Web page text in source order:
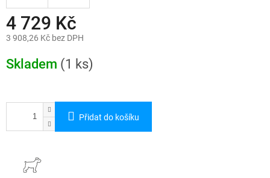
4 729 Kč
3 908,26 Kč bez DPH
cena:
Skladem (1 ks)
Přidat do košíku